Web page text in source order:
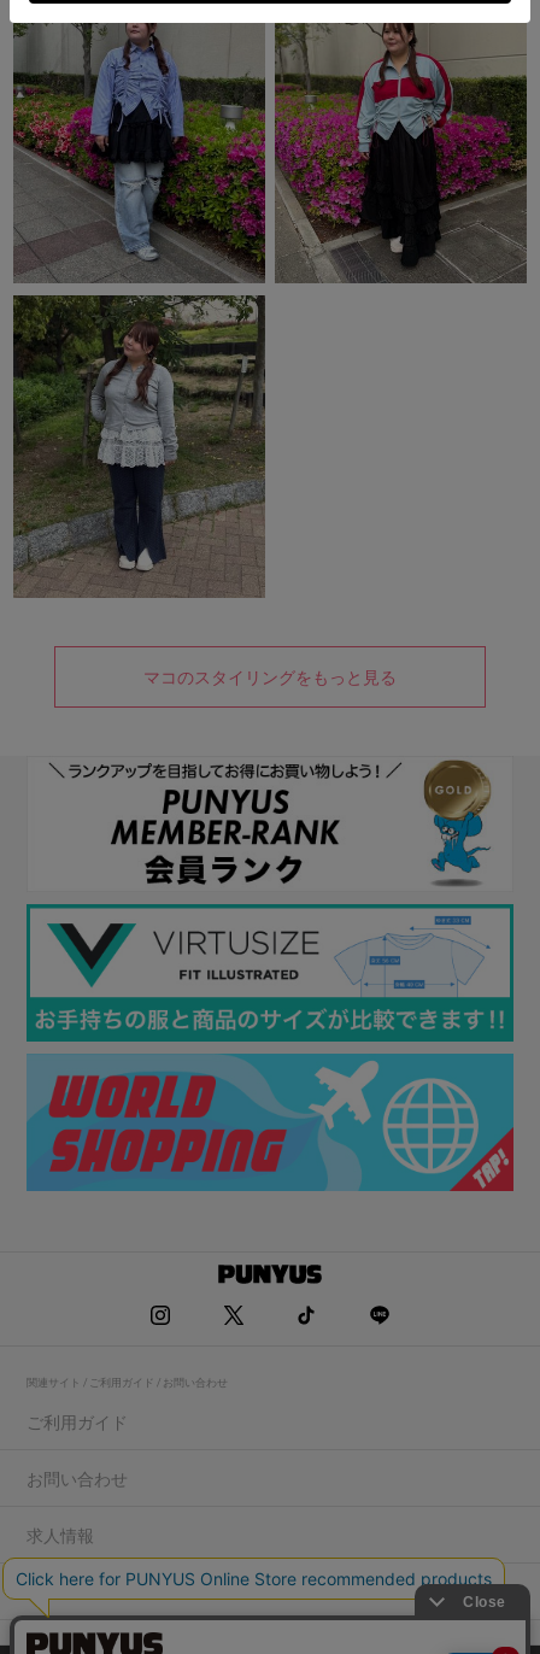
マコのスタイリングをもっと見る
関連サイト / ご利用ガイド / お問い合わせ
ご利用ガイド
お問い合わせ
求人情報
店舗一覧
プライバシーポリシー